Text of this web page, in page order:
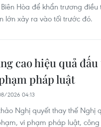
Hòa để khẩn trương
lớn xảy ra vào tối trước đó.
cao hiệu quả
pháp luật
2026 04:13
Nghị quyết thay thế Nghị
vi phạm pháp luật,